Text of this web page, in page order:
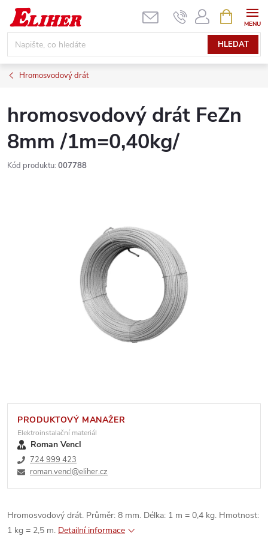
Přejít
obsah
HLEDAT
NÁKUPNÍ
KOŠÍK
Hromosvodový drát
hromosvodový drát FeZn
8mm /1m=0,40kg/
Kód produktu: 007788
PRODUKTOVÝ MANAŽER
Elektroinstalační materiál
Roman Vencl
724 999 423
roman.vencl@eliher.cz
Hromosvodový drát. Průměr: 8 mm. Délka: 1 m = 0,4 kg. Hmotnost:
1 kg = 2,5 m. Detailní informace